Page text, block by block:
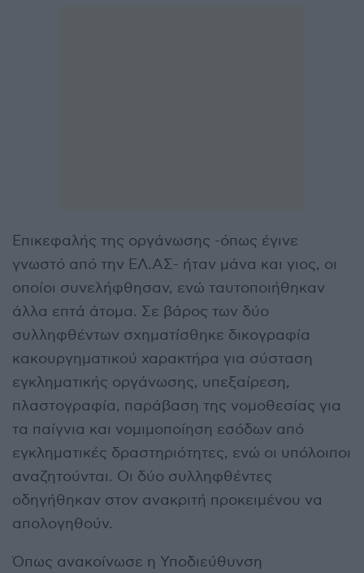
Επικεφαλής της οργάνωσης -όπως έγινε
γνωστό από την ΕΛ.ΑΣ- ήταν μάνα και γιος, οι
οποίοι συνελήφθησαν, ενώ ταυτοποιήθηκαν
άλλα επτά άτομα. Σε βάρος των δύο
συλληφθέντων σχηματίσθηκε δικογραφία
κακουργηματικού χαρακτήρα για σύσταση
εγκληματικής οργάνωσης, υπεξαίρεση,
πλαστογραφία, παράβαση της νομοθεσίας για
τα παίγνια και νομιμοποίηση εσόδων από
εγκληματικές δραστηριότητες, ενώ οι υπόλοιποι
αναζητούνται. Οι δύο συλληφθέντες
οδηγήθηκαν στον ανακριτή προκειμένου να
απολογηθούν.
Όπως ανακοίνωσε η Υποδιεύθυνση